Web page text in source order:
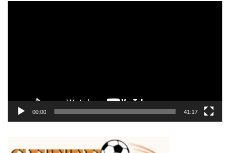
00:00 41:17